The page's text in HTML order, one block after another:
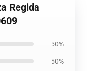
Regida
50%
50%